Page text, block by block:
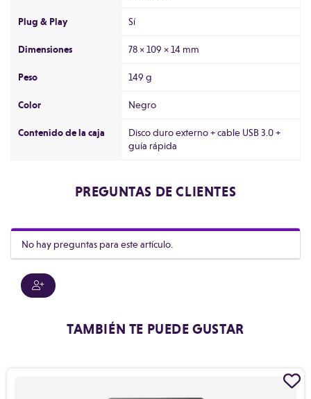
Plug & Play Sí
Dimensiones 78 × 109 × 14 mm
Peso 149 g
Color Negro
Contenido de la caja
Disco duro externo + cable USB 3.0 +
guía rápida
PREGUNTAS DE CLIENTES
No hay preguntas para este artículo.
TAMBIÉN TE PUEDE GUSTAR